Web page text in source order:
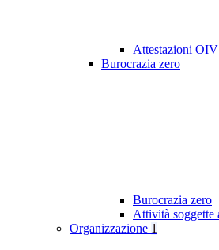
Attestazioni OIV
Burocrazia zero
Burocrazia zero
Attività soggette
Organizzazione 1